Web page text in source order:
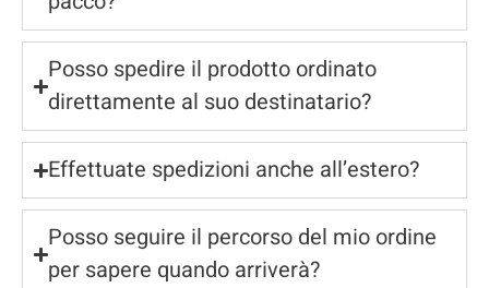
Posso spedire il prodotto ordinato
direttamente al suo destinatario?
Effettuate spedizioni anche all’estero?
Posso seguire il percorso del mio ordine
per sapere quando arriverà?